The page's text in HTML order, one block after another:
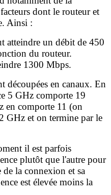
dont le routeur et
Ainsi :
atteindre un débit de 450
du routeur.
1300 Mbps.
découpées en canaux. En
5 GHz comporte 19
en comporte 11 (on
GHz et on termine par le
il est parfois
plutôt que l'autre pour
la connexion et sa
est élevée moins la